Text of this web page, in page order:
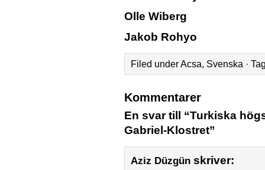
Olle Wiberg
Jakob Rohyo
Filed underAcsa, Svenska ·
Kommentarer
En svar till “Turkiska
Gabriel-Klostret”
Aziz Düzgün skriver: